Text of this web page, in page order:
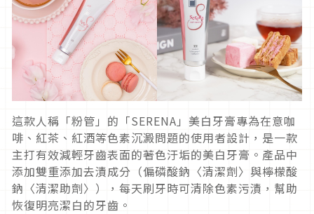
這款人稱「粉管」的「SERENA」美白牙膏專為在意咖
啡、紅茶、紅酒等色素沉澱問題的使用者設計，是一款
主打有效減輕牙齒表面的著色汙垢的美白牙膏。產品中
添加雙重添加去漬成分（偏磷酸鈉〈清潔劑〉與檸檬酸
鈉〈清潔助劑〉），每天刷牙時可清除色素污漬，幫助
恢復明亮潔白的牙齒。